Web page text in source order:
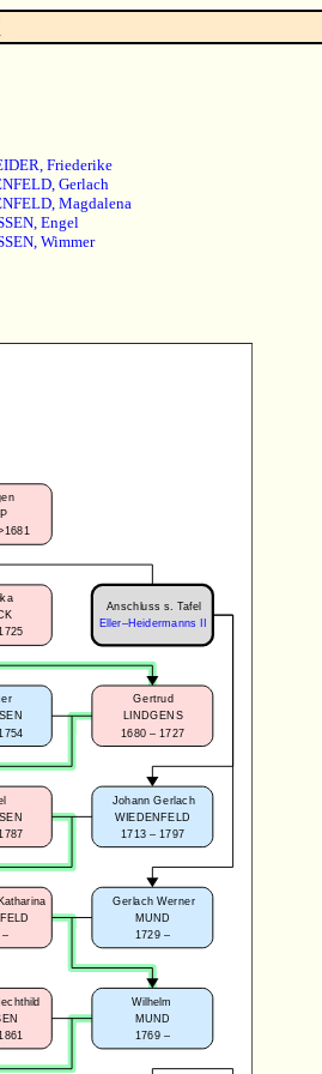
, Friederike
, Gerlach
, Magdalena
, Engel
, Wimmer
Gertrud
LINDGENS
1680 – 1727
Johann Gerlach
WIEDENFELD
1713 – 1797
Gerlach Werner
MUND
1729 –
–
Wilhelm
MUND
1769 –
Anschluss s. Tafel
Eller–Heidermanns II